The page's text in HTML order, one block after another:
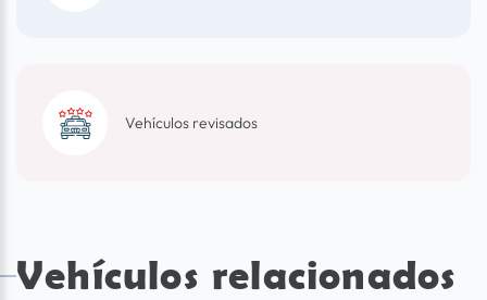
Vehículos revisados
Vehículos relacionados